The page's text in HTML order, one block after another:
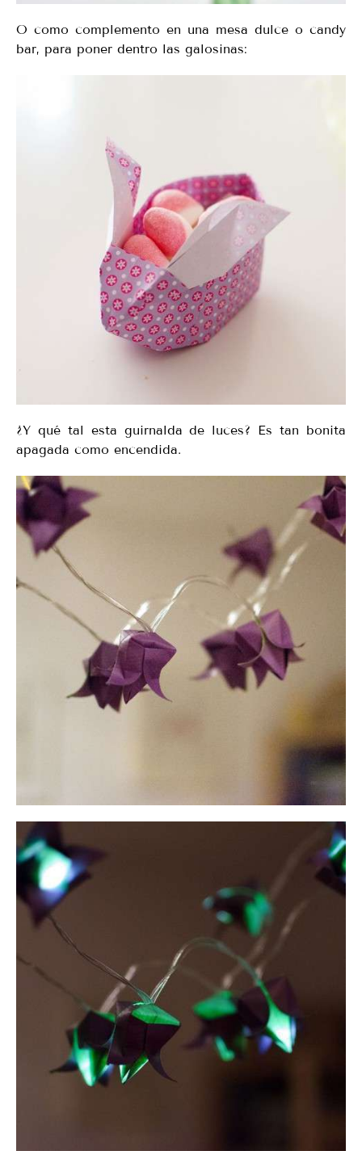
O como complemento en una mesa dulce o candy
bar, para poner dentro las galosinas:
¿Y qué tal esta guirnalda de luces? Es tan bonita
apagada como encendida.